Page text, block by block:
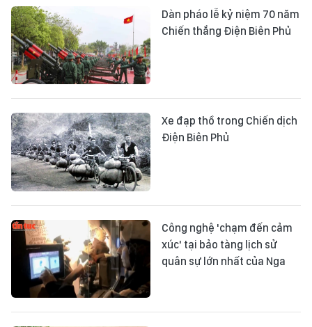
Dàn pháo lễ kỷ niệm 70 năm
Chiến thắng Điện Biên Phủ
Xe đạp thồ trong Chiến dịch
Điện Biên Phủ
Công nghệ 'chạm đến cảm
xúc' tại bảo tàng lịch sử
quân sự lớn nhất của Nga